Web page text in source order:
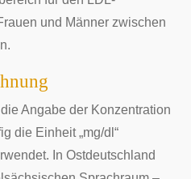
und Männer zwischen
Angabe der Konzentration
die Einheit „mg/dl“
In Ostdeutschland